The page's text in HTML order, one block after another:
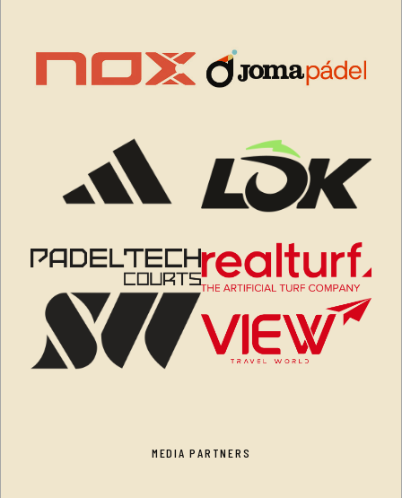
MEDIA PARTNERS